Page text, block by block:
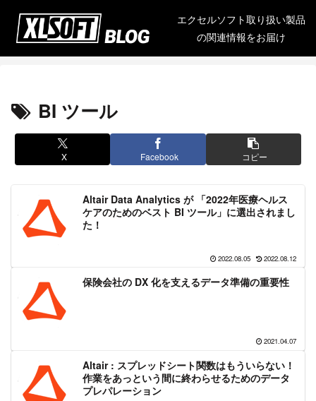
エクセルソフト取り扱い製品
の関連情報をお届け
BI ツール
X Facebook コピー
Altair Data Analytics が 「2022年医療ヘルス
ケアのためのベスト BI ツール」に選出されまし
た！
2022.08.05 2022.08.12
保険会社の DX 化を支えるデータ準備の重要性
2021.04.07
Altair : スプレッドシート関数はもういらない！
作業をあっという間に終わらせるためのデータ
プレパレーション